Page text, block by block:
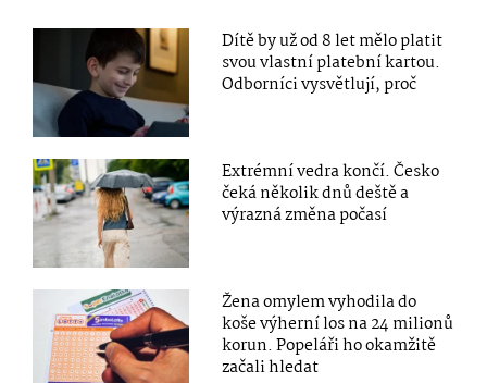
Dítě by už od 8 let mělo platit
svou vlastní platební kartou.
Odborníci vysvětlují, proč
Extrémní vedra končí. Česko
čeká několik dnů deště a
výrazná změna počasí
Žena omylem vyhodila do
koše výherní los na 24 milionů
korun. Popeláři ho okamžitě
začali hledat